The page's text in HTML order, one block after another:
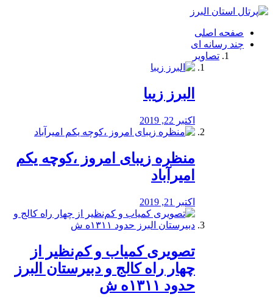
فصد
شرق
تهران
خشکشویی
صفحه اصلی
چند رسانه ای
تصاویر
البرز زیبا
اکتبر 22, 2019
منظره‌‌ زیبای امروز ،کوچه یکم
امیرآباد
اکتبر 21, 2019
️تصویری کمیاب و کم‌نظیر از
چهار راه كالج و دبيرستان البرز
حدود ۱۳۱۱ه ش